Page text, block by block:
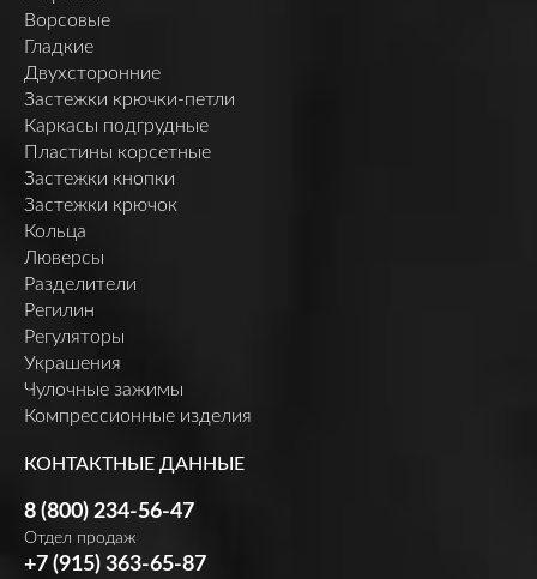
Ворсовые
Гладкие
Двухсторонние
Застежки крючки-петли
Каркасы подгрудные
Пластины корсетные
Застежки кнопки
Застежки крючок
Кольца
Люверсы
Разделители
Регилин
Регуляторы
Украшения
Чулочные зажимы
Компрессионные изделия
КОНТАКТНЫЕ ДАННЫЕ
8 (800) 234-56-47
Отдел продаж
+7 (915) 363-65-87